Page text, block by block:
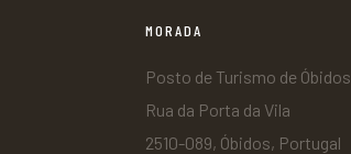
MORADA
Posto de Turismo de Óbidos
Rua da Porta da Vila
2510-089, Óbidos, Portugal